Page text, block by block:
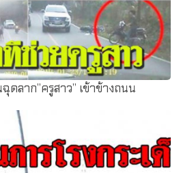
ลาก”ครูสาว” เข้าข้างถนน